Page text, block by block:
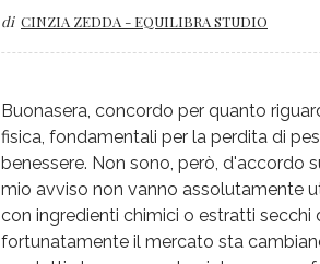
di CINZIA ZEDDA - EQUILIBRA STUDIO
Buonasera, concordo per quanto
fisica, fondamentali per la perdita di
benessere. Non sono, però, d'accordo
mio avviso non vanno assolutamente
con ingredienti chimici o estratti secchi
fortunatamente il mercato sta